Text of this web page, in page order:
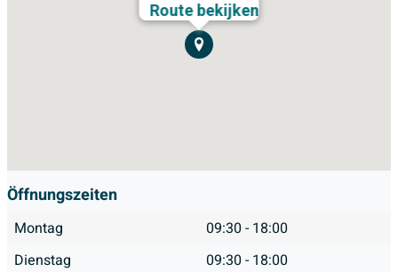
Route bekijken
Öffnungszeiten
Montag
09:30 - 18:00
Dienstag
09:30 - 18:00